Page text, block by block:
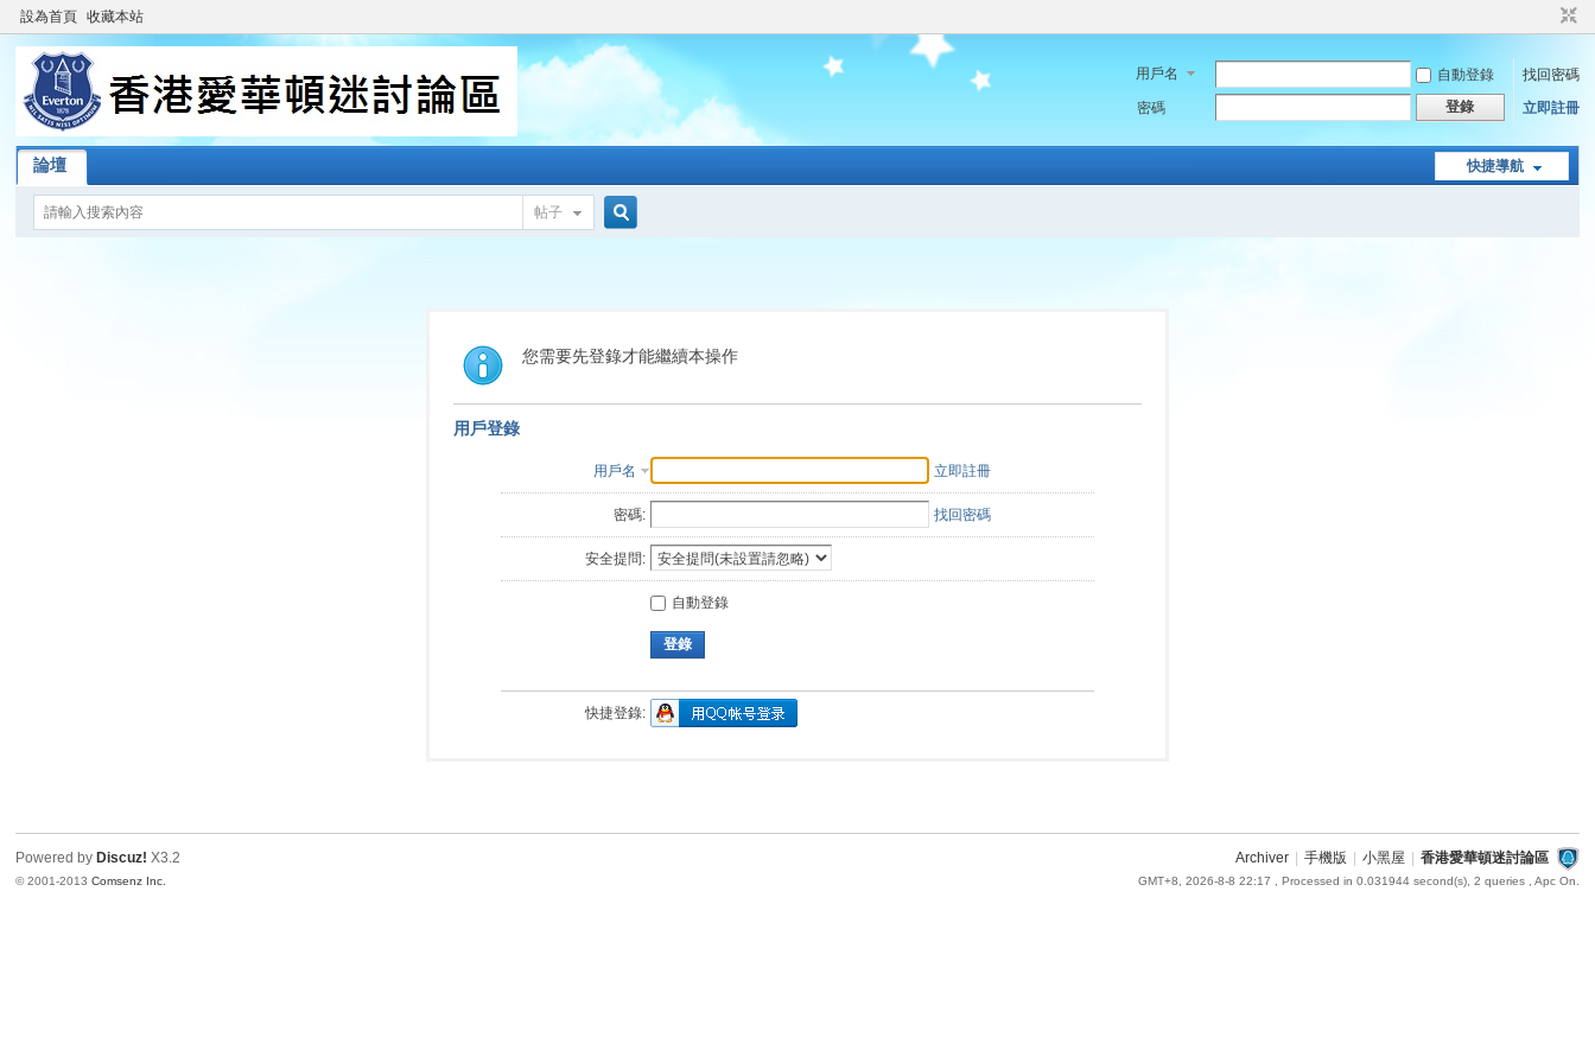
設為首頁 收藏本站
用戶名 自動登錄
找回密碼
密碼
登錄 立即註冊
快捷導航
論壇
帖子
索
您需要先登錄才能繼續本操作
用戶登錄
用戶名 立即註冊
密碼: 找回密碼
安全提問:
自動登錄
登錄
快捷登錄:
Archiver 手機版 小黑屋 香港愛華頓迷討論區
GMT+8, 2026-8-8 22:17 , Processed in 0.031944 second(s), 2 queries , Apc On.
Powered by Discuz! X3.2
© 2001-2013Comsenz Inc.